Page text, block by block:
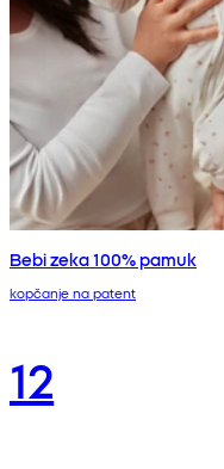
Bebi zeka 100% pamuk
kopčanje na patent
12